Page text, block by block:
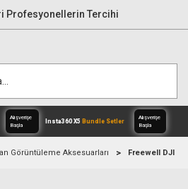
Profesyonellerin Tercihi
Görüntüleme Aksesuarları Freewell DJI